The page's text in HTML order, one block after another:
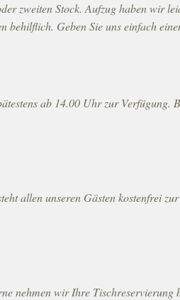
zweiten Stock. Aufzug haben wir
behilflich. Geben Sie uns einfach
ab 14.00 Uhr zur
allen unseren Gästen kostenfrei
nehmen wir Ihre Tischreservierung